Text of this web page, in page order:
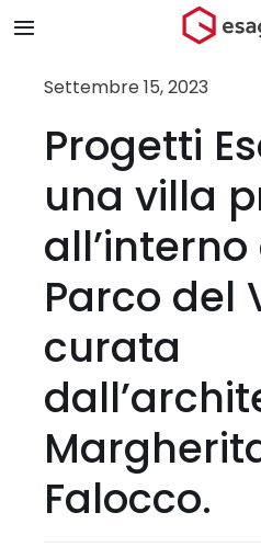
contenuto
Toggle
Navigation
Chi
Prodotti &
Settembre 15, 2023
Progetti
una villa
Parco del
curata
Falocco.